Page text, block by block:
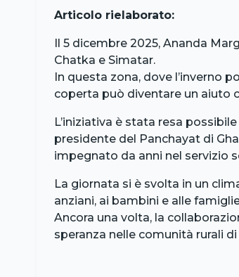
Articolo rielaborato:
Il 5 dicembre 2025, Ananda
Chatka e Simatar.
In questa zona, dove l’inverno
coperta può diventare un aiuto
L’iniziativa è stata resa
presidente del Panchayat di
impegnato da anni nel servizio
La giornata si è svolta in un
anziani, ai bambini e alle
Ancora una volta, la
speranza nelle comunità rurali